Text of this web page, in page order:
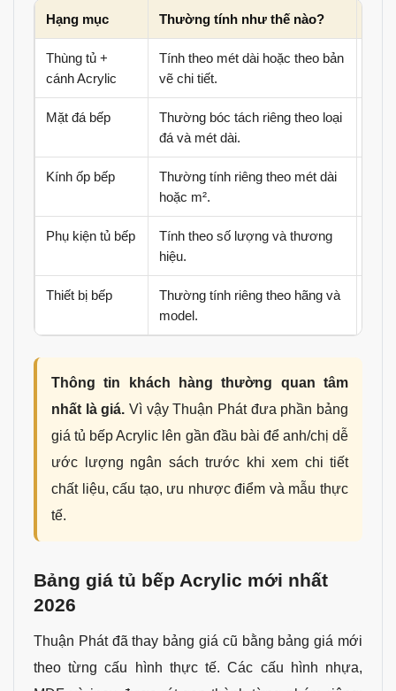
Hạng mục Thường tính như thế nào?
Thùng tủ +
cánh Acrylic
Tính theo mét dài hoặc theo bản
vẽ chi tiết.
Mặt đá bếp
Thường bóc tách riêng theo loại
đá và mét dài.
Kính ốp bếp
Thường tính riêng theo mét dài
hoặc m².
Phụ kiện tủ bếp
Tính theo số lượng và thương
hiệu.
Thiết bị bếp
Thường tính riêng theo hãng và
model.
Thông tin khách hàng thường quan tâm
nhất là giá. Vì vậy Thuận Phát đưa phần bảng
giá tủ bếp Acrylic lên gần đầu bài để anh/chị dễ
ước lượng ngân sách trước khi xem chi tiết
chất liệu, cấu tạo, ưu nhược điểm và mẫu thực
tế.
Bảng giá tủ bếp Acrylic mới nhất
2026
Thuận Phát đã thay bảng giá cũ bằng bảng giá mới
theo từng cấu hình thực tế. Các cấu hình nhựa,